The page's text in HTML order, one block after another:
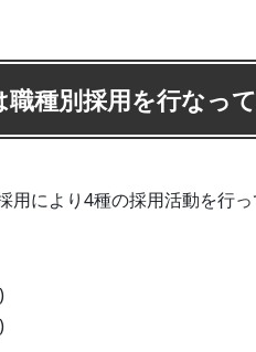
種別採用を行なっ
用により4種の採用活動を行